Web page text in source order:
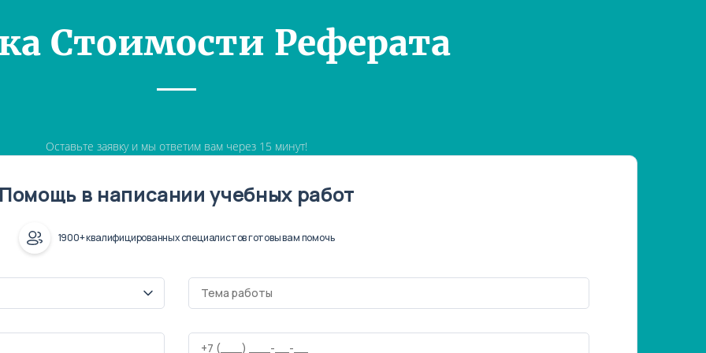
Стоимости Реферата
Оставьте заявку и мы ответим вам через 15 минут!
в написании учебных работ
1900+ квалифицированных специалистов готовы вам помочь